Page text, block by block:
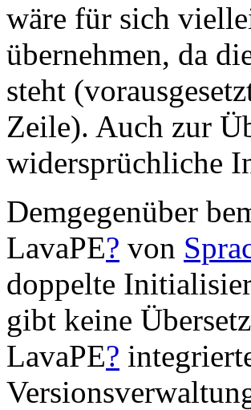
wäre für sich
übernehmen, da
steht
Zeile). Auch zur
widersprüchliche
Demgegenüber
LavaPE? von
doppelte
gibt keine
LavaPE?